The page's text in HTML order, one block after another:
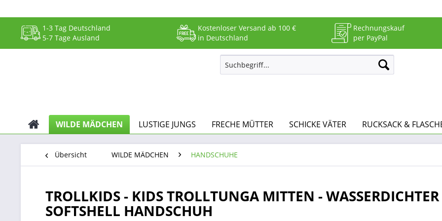
1-3 Tag Deutschland
5-7 Tage Ausland
Kostenloser Versand ab 100 €
in Deutschland
Rechnungskauf
per PayPal
WILDE MÄDCHEN LUSTIGE JUNGS FRECHE MÜTTER SCHICKE VÄTER RUCKSACK &
Übersicht WILDE MÄDCHEN HANDSCHUHE
TROLLKIDS - KIDS TROLLTUNGA MITTEN - WASSERDICHTER
SOFTSHELL HANDSCHUH